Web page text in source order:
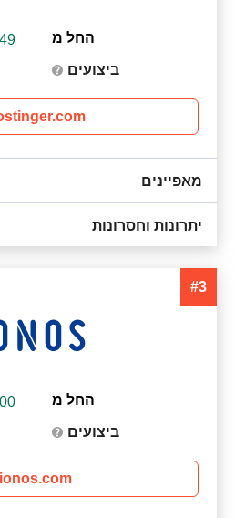
החל מ
ביצועים
מאפיינים
יתרונות וחסרונות
#3
החל מ
ביצועים
ionos.com